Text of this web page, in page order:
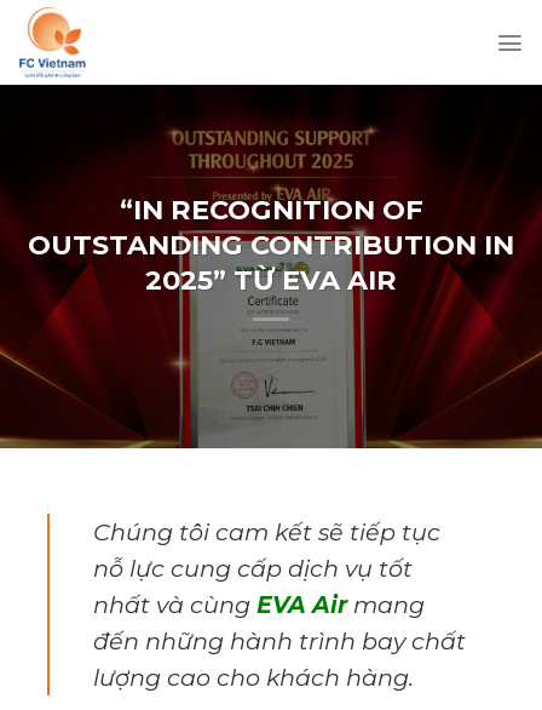
Chuyển
đến
nội
“IN RECOGNITION OF
OUTSTANDING CONTRIBUTION IN
2025” TỪ EVA AIR
Chúng tôi cam kết sẽ tiếp tục
nỗ lực cung cấp dịch vụ tốt
nhất và cùng EVA Airmang
đến những hành trình bay chất
lượng cao cho khách hàng.